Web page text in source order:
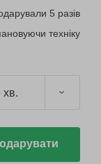
5 разів
техніку
хв.